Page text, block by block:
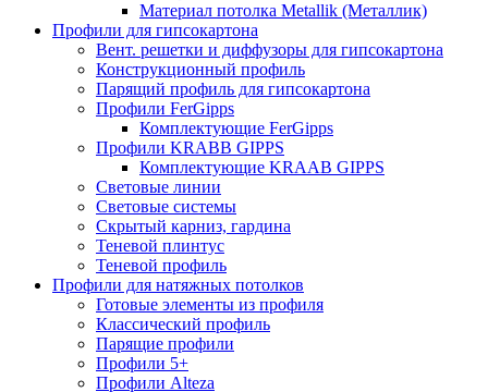
Материал потолка Metallik (Металлик)
Профили для гипсокартона
Вент. решетки и диффузоры для гипсокартона
Конструкционный профиль
Парящий профиль для гипсокартона
Профили FerGipps
Комплектующие FerGipps
Профили KRABB GIPPS
Комплектующие KRAAB GIPPS
Световые линии
Световые системы
Скрытый карниз, гардина
Теневой плинтус
Теневой профиль
Профили для натяжных потолков
Готовые элементы из профиля
Классический профиль
Парящие профили
Профили 5+
Профили Alteza